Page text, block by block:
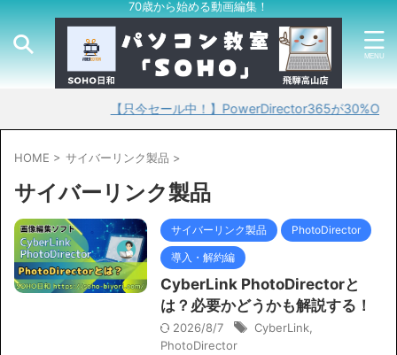
70歳から始める動画編集！
【只今セール中！】PowerDirector365が30%OFF！
HOME > サイバーリンク製品 >
サイバーリンク製品
サイバーリンク製品 PhotoDirector
導入・解約編
CyberLink PhotoDirectorと
は？必要かどうかも解説する！
2026/8/7 CyberLink
PhotoDirector